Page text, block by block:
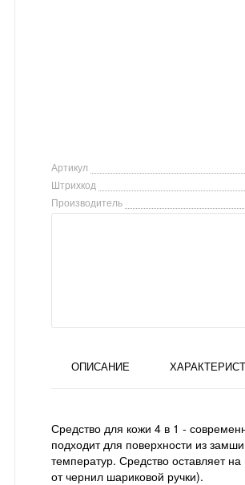
Артикул
Штрихкод
Производитель
ОПИСАНИЕ
Средство для кожи 4 в 1 -
подходит для поверхности из
температур. Средство оставляет
от чернил шариковой ручки).